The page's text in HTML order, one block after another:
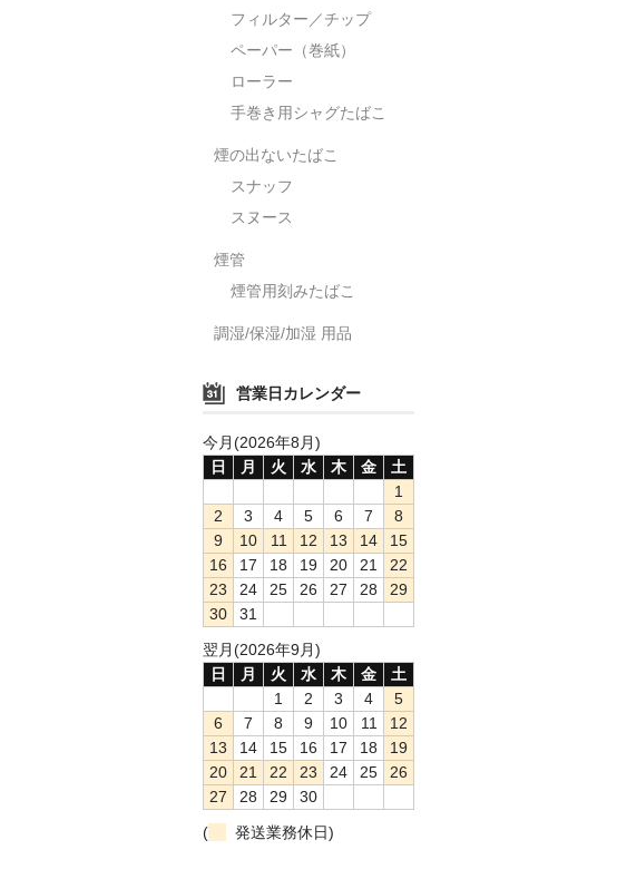
フィルター／チップ
ペーパー（巻紙）
ローラー
手巻き用シャグたばこ
煙の出ないたばこ
スナッフ
スヌース
煙管
煙管用刻みたばこ
調湿/保湿/加湿 用品
営業日カレンダー
今月(2026年8月)
日
月 火 水 木 金
土
1
2
3 4 5 6 7
8
9
10 11 12 13 14
15
16
17 18 19 20 21
22
23
24 25 26 27 28
29
30
31
翌月(2026年9月)
日
月 火 水 木 金
土
1
2 3 4
5
6
7 8 9 10 11
12
13
14 15 16 17 18
19
20
21 22 23 24 25
26
27
28 29
30
(
発送業務休日)